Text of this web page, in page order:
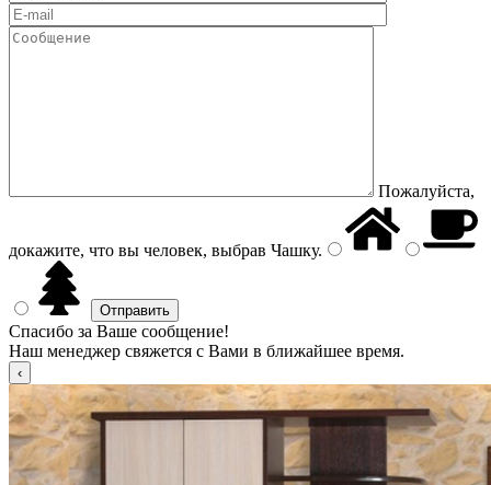
Пожалуйста,
докажите, что вы человек, выбрав Чашку.
Спасибо за Ваше сообщение!
Наш менеджер свяжется с Вами в ближайшее время.